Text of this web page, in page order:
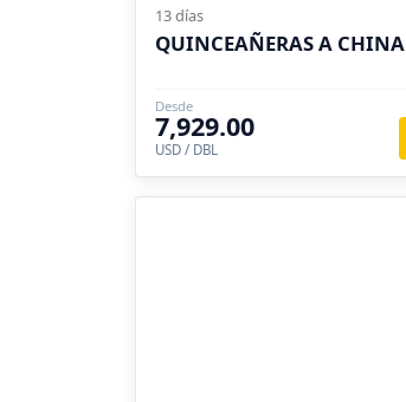
13 días
QUINCEAÑERAS A CHINA
Desde
7,929.00
USD / DBL